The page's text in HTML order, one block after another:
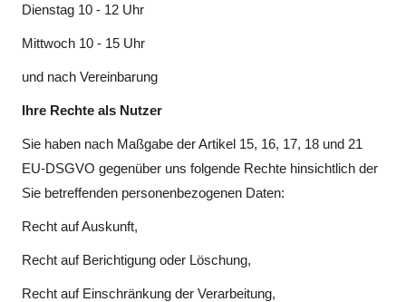
Dienstag 10 - 12 Uhr
Mittwoch 10 - 15 Uhr
und nach Vereinbarung
Ihre Rechte als Nutzer
Sie haben nach Maßgabe der Artikel 15, 16, 17, 18 und 21
EU-DSGVO gegenüber uns folgende Rechte hinsichtlich der
Sie betreffenden personenbezogenen Daten:
Recht auf Auskunft,
Recht auf Berichtigung oder Löschung,
Recht auf Einschränkung der Verarbeitung,